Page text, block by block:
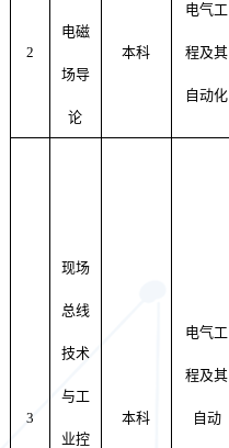
2
电磁
场导
论
本科
电气工
程及其
自动化
3
现场
总线
技术
与工
业控
本科
电气工
程及其
自动